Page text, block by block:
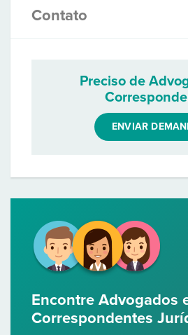
Contato
Preciso de
ENVIAR
Encontre Advogados
Correspondentes